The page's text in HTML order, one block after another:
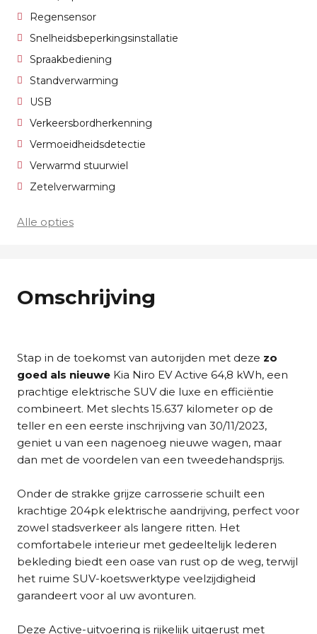
Regensensor
Snelheidsbeperkingsinstallatie
Spraakbediening
Standverwarming
USB
Verkeersbordherkenning
Vermoeidheidsdetectie
Verwarmd stuurwiel
Zetelverwarming
Alle opties
Omschrijving
Stap in de toekomst van autorijden met deze zo
goed als nieuwe Kia Niro EV Active 64,8 kWh, een
prachtige elektrische SUV die luxe en efficiëntie
combineert. Met slechts 15.637 kilometer op de
teller en een eerste inschrijving van 30/11/2023,
geniet u van een nagenoeg nieuwe wagen, maar
dan met de voordelen van een tweedehandsprijs.
Onder de strakke grijze carrosserie schuilt een
krachtige 204pk elektrische aandrijving, perfect voor
zowel stadsverkeer als langere ritten. Het
comfortabele interieur met gedeeltelijk lederen
bekleding biedt een oase van rust op de weg, terwijl
het ruime SUV-koetswerktype veelzijdigheid
garandeert voor al uw avonturen.
Deze Active-uitvoering is rijkelijk uitgerust met